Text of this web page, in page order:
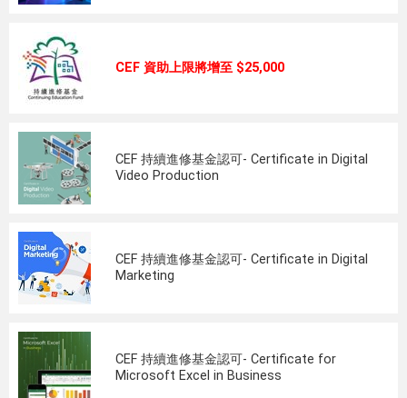
CEF 資助上限將增至 $25,000
CEF 持續進修基金認可- Certificate in Digital
Video Production
CEF 持續進修基金認可- Certificate in Digital
Marketing
CEF 持續進修基金認可- Certificate for
Microsoft Excel in Business